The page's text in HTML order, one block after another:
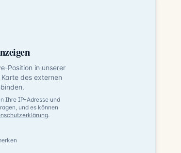
Position in unserer
des externen
Ihre IP-Adresse und
und es können
.